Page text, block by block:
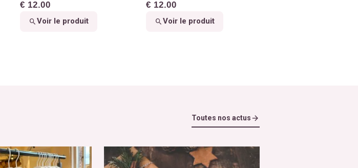
€ 12.00
Voir le produit
€ 12.00
Voir le produit
Toutes nos actus